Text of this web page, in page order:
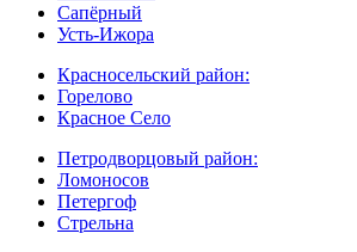
Сапёрный
Усть-Ижора
Красносельский район:
Горелово
Красное Село
Петродворцовый район:
Ломоносов
Петергоф
Стрельна